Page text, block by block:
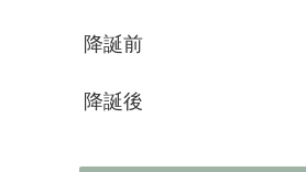
降誕前
降誕後